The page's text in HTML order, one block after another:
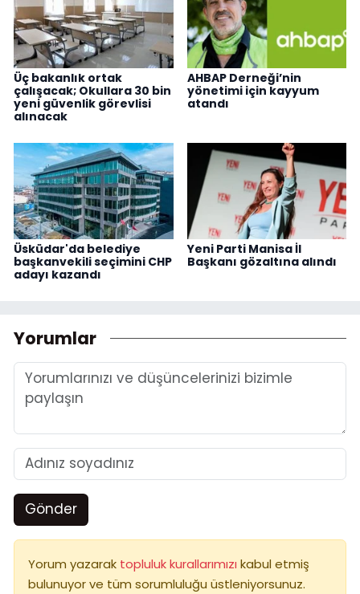
Üç bakanlık ortak
çalışacak; Okullara 30 bin
yeni güvenlik görevlisi
alınacak
AHBAP Derneği’nin
yönetimi için kayyum
atandı
Üsküdar'da belediye
başkanvekili seçimini CHP
adayı kazandı
Yeni Parti Manisa İl
Başkanı gözaltına alındı
Yorumlar
Gönder
Yorum yazarak topluluk kurallarımızı kabul etmiş
bulunuyor ve tüm sorumluluğu üstleniyorsunuz.